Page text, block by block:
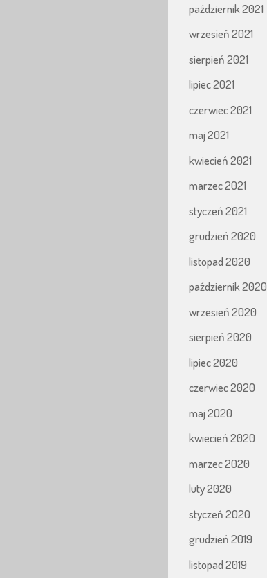
październik 2021
wrzesień 2021
sierpień 2021
lipiec 2021
czerwiec 2021
maj 2021
kwiecień 2021
marzec 2021
styczeń 2021
grudzień 2020
listopad 2020
październik 2020
wrzesień 2020
sierpień 2020
lipiec 2020
czerwiec 2020
maj 2020
kwiecień 2020
marzec 2020
luty 2020
styczeń 2020
grudzień 2019
listopad 2019